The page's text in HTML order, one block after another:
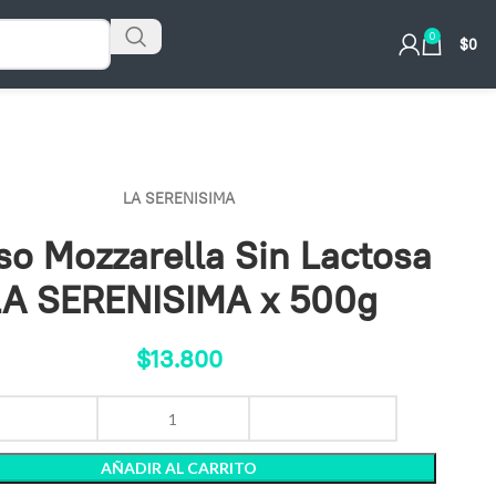
0 $0
LA SERENISIMA
Mozzarella Sin Lactosa
SERENISIMA x 500g
$13.800
AÑADIR AL CARRITO